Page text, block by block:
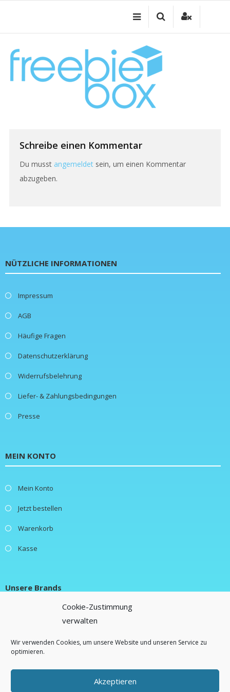
Cookie-Zustimmung
verwalten
Wir verwenden Cookies, um unsere Website und unseren Service zu
optimieren.
Akzeptieren
Schreibe einen Kommentar
Du musst angemeldetsein, um einen Kommentar
abzugeben.
NÜTZLICHE INFORMATIONEN
Impressum
AGB
Häufige Fragen
Datenschutzerklärung
Widerrufsbelehrung
Liefer- & Zahlungsbedingungen
Presse
MEIN KONTO
Mein Konto
Jetzt bestellen
Warenkorb
Kasse
Unsere Brands
Lifestylebox